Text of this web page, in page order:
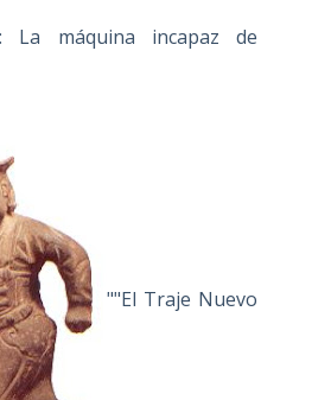
La máquina incapaz de
""El Traje Nuevo